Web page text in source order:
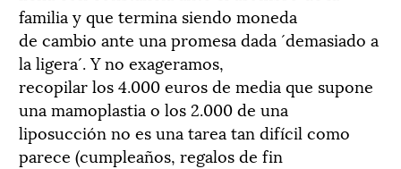
familia y que termina siendo moneda
de cambio ante una promesa dada ´demasiado a
la ligera´. Y no exageramos,
recopilar los 4.000 euros de media que supone
una mamoplastia o los 2.000 de una
liposucción no es una tarea tan difícil como
parece (cumpleaños, regalos de fin